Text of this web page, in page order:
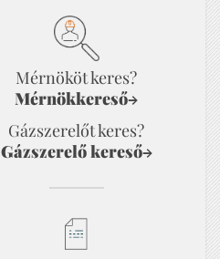
Mérnököt keres?
Mérnökkereső→
Gázszerelőt keres?
Gázszerelő kereső→